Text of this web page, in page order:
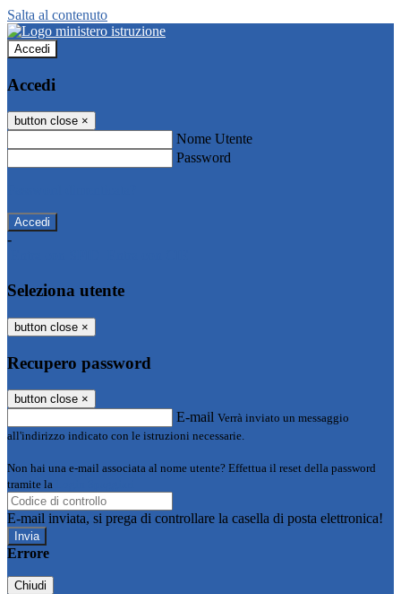
Salta al contenuto
Accedi
Accedi
button close ×
Nome Utente
Password
-
Seleziona utente
button close ×
Recupero password
button close ×
E-mail Verrà inviato un messaggio
all'indirizzo indicato con le istruzioni necessarie.
Non hai una e-mail associata al nome utente? Effettua il reset della password
tramite la
E-mail inviata, si prega di controllare la casella di posta elettronica!
Errore
Chiudi